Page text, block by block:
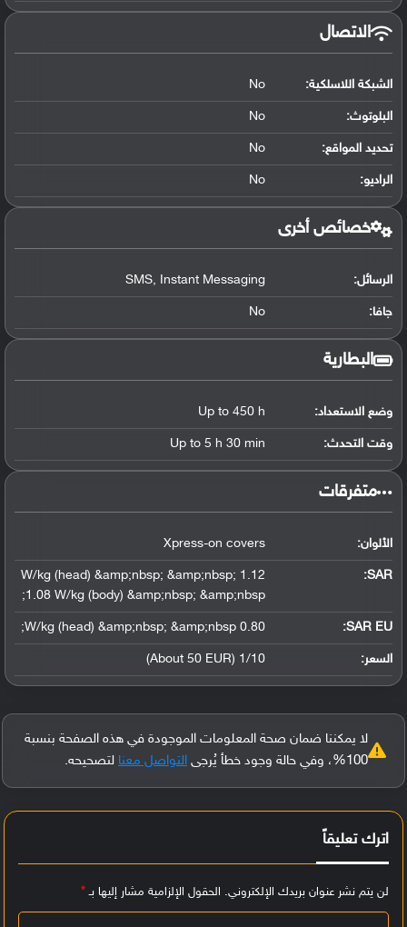
الاتصال
الشبكة اللاسلكية: No
البلوتوث:
No
تحديد المواقع:
No
الراديو: No
خصائص أخرى
الرسائل: SMS, Instant Messaging
جافا: No
البطارية
وضع الاستعداد: Up to 450 h
وقت التحدث: Up to 5 h 30 min
‏متفرقات‏
الألوان: Xpress-on covers
SAR
:
1.12 W/kg (head) &amp;nbsp; &amp;nbsp;
1.08 W/kg (body) &amp;nbsp; &amp;nbsp;
SAR EU:
0.80 W/kg (head) &amp;nbsp; &amp;nbsp;
السعر: 1/10 (About 50 EUR)
لا يمكننا ضمان صحة المعلومات الموجودة في هذه الصفحة بنسبة
100%، وفي حالة وجود خطأ يُرجى
التواصل معنا لتصحيحه.
اترك تعليقاً
لن يتم نشر عنوان بريدك الإلكتروني. الحقول الإلزامية مشار إليها بـ*